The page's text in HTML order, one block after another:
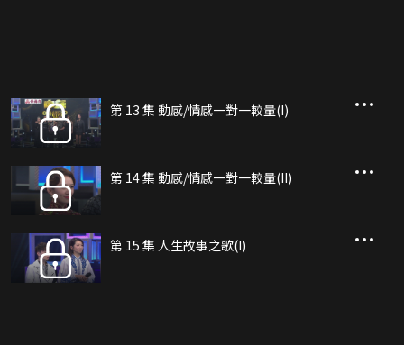
第 13 集 動感/情感一對一較量(I)
第 14 集 動感/情感一對一較量(II)
第 15 集 人生故事之歌(I)